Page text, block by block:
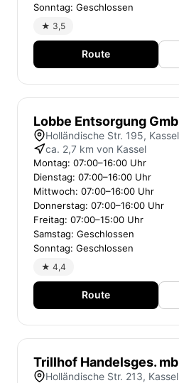
Sonntag: Geschlossen
★ 3,5
Route
Lobbe Entsorgung
Holländische Str. 195, Kassel
ca. 2,7 km von Kassel
Montag: 07:00–16:00 Uhr
Dienstag: 07:00–16:00 Uhr
Mittwoch: 07:00–16:00 Uhr
Donnerstag: 07:00–16:00 Uhr
Freitag: 07:00–15:00 Uhr
Samstag: Geschlossen
Sonntag: Geschlossen
★ 4,4
Route
Trillhof Handelsges.
Holländische Str. 213, Kassel